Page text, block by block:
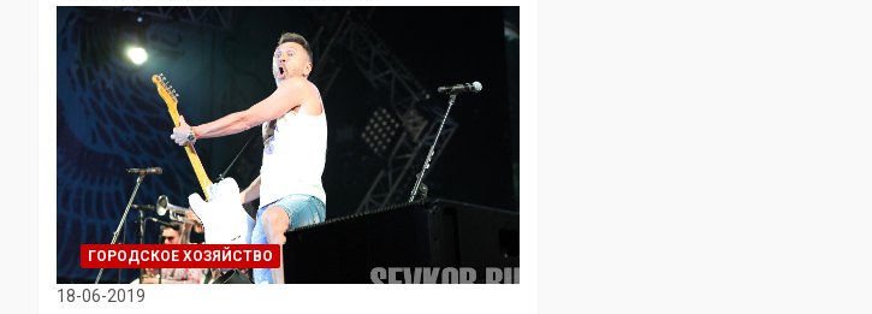
ГОРОДСКОЕ ХОЗЯЙСТВО
18-06-2019